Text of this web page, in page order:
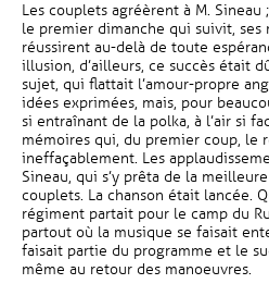
Les couplets agréèrent à M.
le premier dimanche qui suivit, ses
réussirent au-delà de toute
illusion, d’ailleurs, ce succès était
sujet, qui flattait l’amour-propre
idées exprimées, mais, pour
si entraînant de la polka, à l’air si
mémoires qui, du premier coup, le
ineffaçablement. Les
Sineau, qui s’y prêta de la
couplets. La chanson était lancée.
régiment partait pour le camp du
partout où la musique se faisait
faisait partie du programme et le
même au retour des manoeuvres.